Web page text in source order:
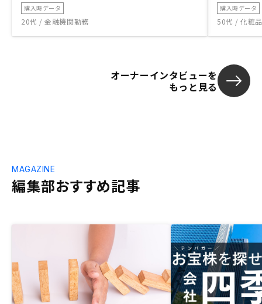
購入時データ
20代 / 金融機関勤務
購入時データ
50代 / 化粧
オーナーインタビューを
もっと見る
編集部おすすめ記事
MAGAZINE